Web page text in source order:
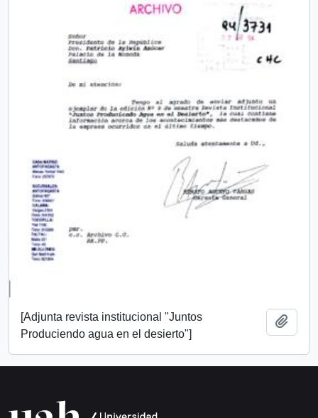
[Adjunta revista institucional "Juntos
Produciendo agua en el desierto"]